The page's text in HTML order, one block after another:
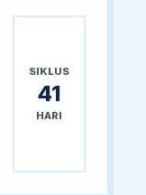
SIKLUS
41
HARI